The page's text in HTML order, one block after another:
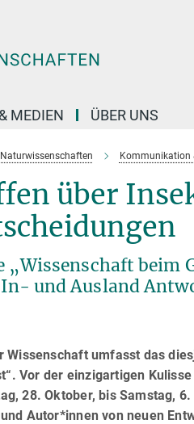
MEDIEN ÜBER UNS
Kommunikation
über
„Wissenschaft
In- und Ausland
Wissenschaft umfasst das
Vor der einzigartigen
28. Oktober, bis Samstag,
Autor*innen von neuen